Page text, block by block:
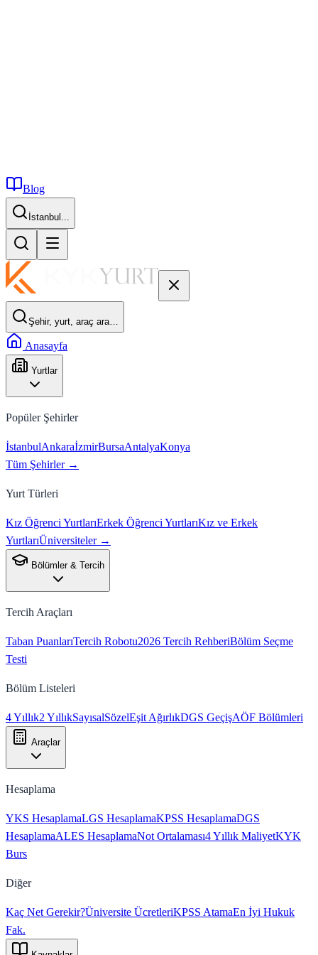
Blog
İstanbul...
Şehir, yurt, araç ara…
Anasayfa
Yurtlar
Popüler Şehirler
İstanbulAnkaraİzmirBursaAntalyaKonya
Tüm Şehirler →
Yurt Türleri
Kız Öğrenci YurtlarıErkek Öğrenci YurtlarıKız ve Erkek
YurtlarıÜniversiteler →
Bölümler & Tercih
Tercih Araçları
Taban PuanlarıTercih Robotu2026 Tercih RehberiBölüm Seçme
Testi
Bölüm Listeleri
4 Yıllık2 YıllıkSayısalSözelEşit AğırlıkDGS GeçişAÖF Bölümleri
Araçlar
Hesaplama
YKS HesaplamaLGS HesaplamaKPSS HesaplamaDGS
HesaplamaALES HesaplamaNot Ortalaması4 Yıllık MaliyetKYK
Burs
Diğer
Kaç Net Gerekir?Üniversite ÜcretleriKPSS AtamaEn İyi Hukuk
Fak.